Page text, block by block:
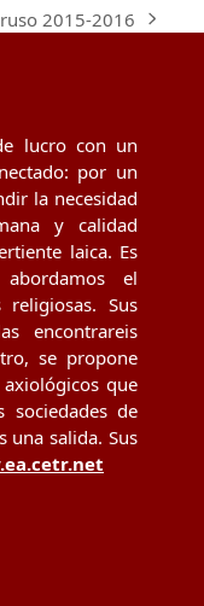
2015-2016
lucro con un
por un
la necesidad
y calidad
laica. Es
el
Sus
encontrareis
se propone
que
sociedades de
una salida. Sus